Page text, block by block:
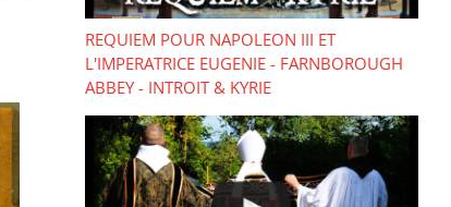
REQUIEM POUR NAPOLEON III ET
L'IMPERATRICE EUGENIE - FARNBOROUGH
ABBEY - INTROIT & KYRIE